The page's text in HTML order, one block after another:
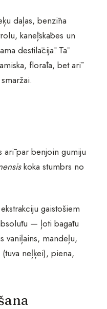
daļas, benzīna
kanēļskābes un
destilācijā. Tā
florāla, bet arī
arī par benjoin gumiju
koka stumbrs no
gaistošiem
— ļoti bagātu
vaniļains, mandeļu,
neļķei), piena,